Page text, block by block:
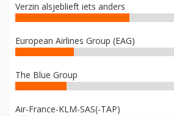
Verzin alsjeblieft iets anders
European Airlines Group (EAG)
The Blue Group
Air-France-KLM-SAS(-TAP)